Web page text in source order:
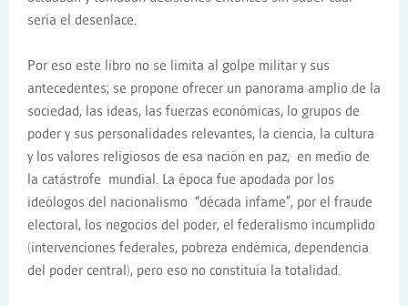
sería el desenlace.
Por eso este libro no se limita al golpe militar y sus
antecedentes; se propone ofrecer un panorama amplio de la
sociedad, las ideas, las fuerzas económicas, lo grupos de
poder y sus personalidades relevantes, la ciencia, la cultura
y los valores religiosos de esa nación en paz, en medio de
la catástrofe mundial. La época fue apodada por los
ideólogos del nacionalismo “década infame”, por el fraude
electoral, los negocios del poder, el federalismo incumplido
(intervenciones federales, pobreza endémica, dependencia
del poder central), pero eso no constituía la totalidad.